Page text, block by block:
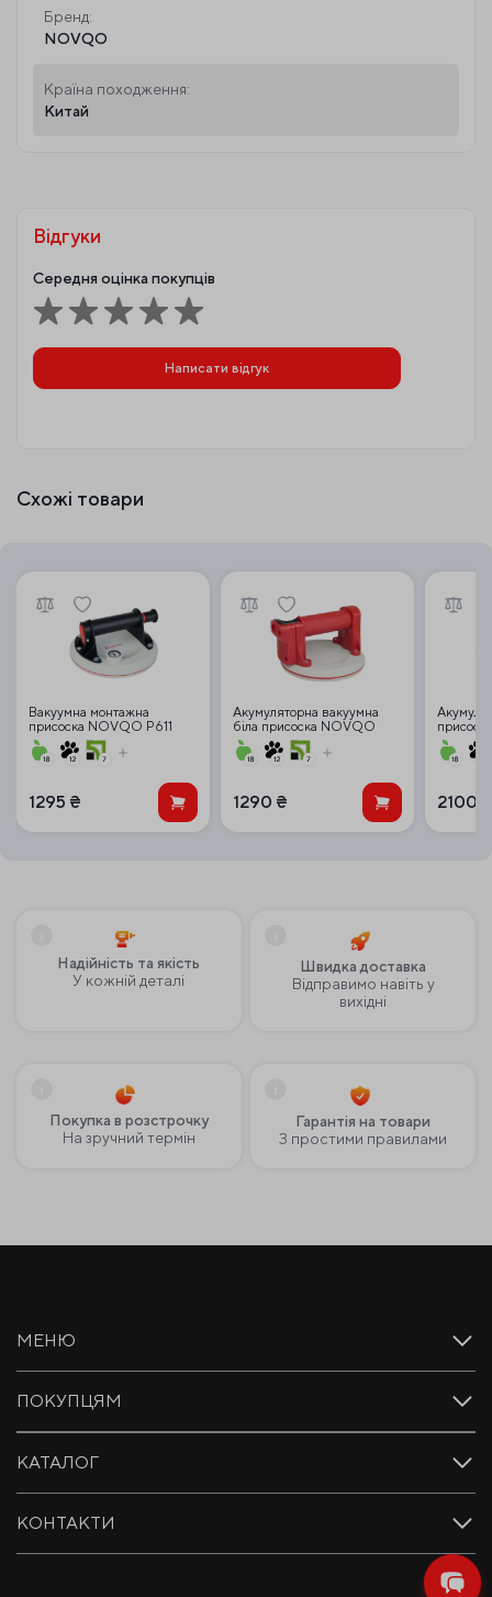
Бренд:
NOVQO
Країна походження:
Китай
Відгуки
Середня оцінка покупців
Написати відгук
Схожі товари
Вакуумна монтажна
присоска NOVQO P611
(140кг) з манометром
1295 ₴
Акумуляторна вакуумна
біла присоска NOVQO
150AW (150 мм) в кейсі
1290 ₴
6112 з
2100
Надійність та якість
У кожній деталі
Швидка доставка
Відправимо навіть у
вихідні
Покупка в розстрочку
На зручний термін
Гарантія на товари
З простими правилами
КАТАЛОГ
ПОКУПЦЯМ
МЕНЮ
КОНТАКТИ